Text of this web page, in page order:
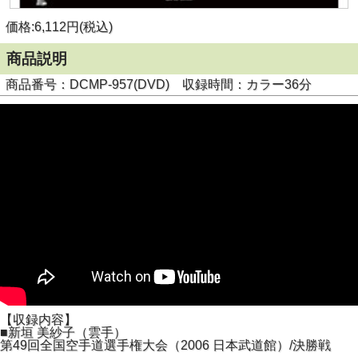
価格:6,112円(税込)
商品説明
商品番号：DCMP-957(DVD) 収録時間：カラー36分
【収録内容】
■新垣 美紗子（雲手）
第49回全国空手道選手権大会（2006 日本武道館）/決勝戦